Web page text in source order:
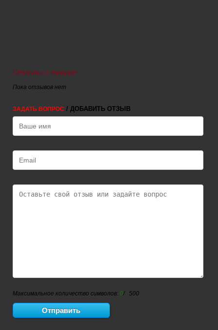
Отзывы о товаре
Пока отзывов нет
ЗАДАТЬ ВОПРОС / ДОБАВИТЬ ОТЗЫВ
Максимальное количество символов: 0/ 500